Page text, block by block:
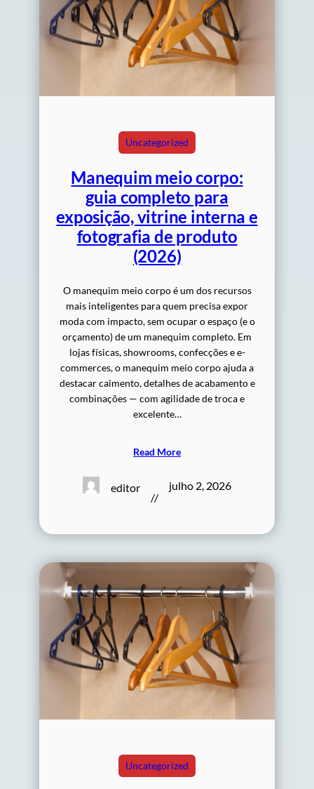
Uncategorized
Manequim meio corpo:
guia completo para
exposição, vitrine interna e
fotografia de produto
(2026)
O manequim meio corpo é um dos recursos
mais inteligentes para quem precisa expor
moda com impacto, sem ocupar o espaço (e o
orçamento) de um manequim completo. Em
lojas físicas, showrooms, confecções e e-
commerces, o manequim meio corpo ajuda a
destacar caimento, detalhes de acabamento e
combinações — com agilidade de troca e
excelente…
Read More
editor
//
julho 2, 2026
Uncategorized